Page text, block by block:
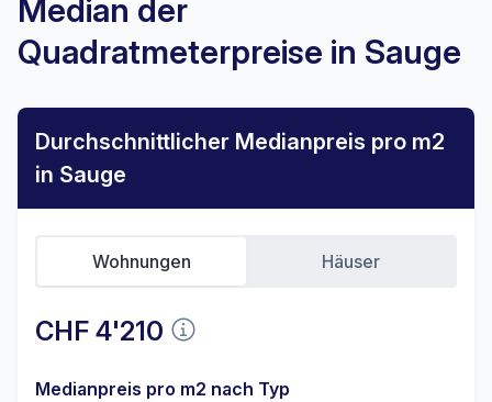
Median der
Quadratmeterpreise in Sauge
Durchschnittlicher Medianpreis pro m2
in Sauge
CHF 4'210
Wohnungen Häuser
Medianpreis pro m2 nach Typ